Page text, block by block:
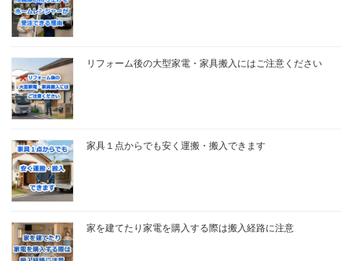
リフォーム後の大型家電・家具搬入にはご注意ください
家具１点からでも安く運搬・搬入できます
家を建てたり家電を購入する際は搬入経路に注意